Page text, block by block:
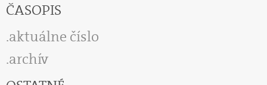
ČASOPIS
aktuálne číslo
archív